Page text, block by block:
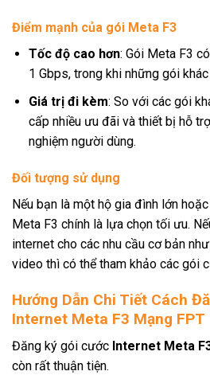
Điểm mạnh của gói Meta F3
Tốc độ cao hơn: Gói Meta F3
1 Gbps, trong khi những gói
Giá trị đi kèm: So với các gói
cấp nhiều ưu đãi và thiết bị hỗ
nghiệm người dùng.
Đối tượng sử dụng
Nếu bạn là một hộ gia đình lớn
Meta F3 chính là lựa chọn tối ưu.
internet cho các nhu cầu cơ bản
video thì có thể tham khảo các gói
Hướng Dẫn Chi Tiết Cách
Internet Meta F3 Mạng FPT
Đăng ký gói cước Internet Meta
còn rất thuận tiện.